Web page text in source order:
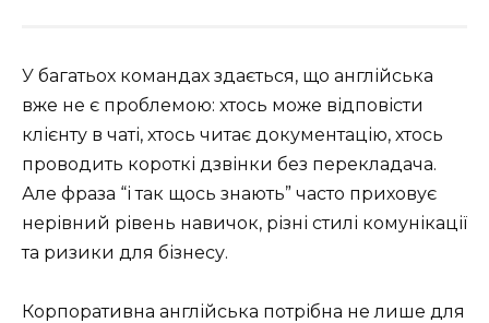
У багатьох командах здається, що англійська
вже не є проблемою: хтось може відповісти
клієнту в чаті, хтось читає документацію, хтось
проводить короткі дзвінки без перекладача.
Але фраза “і так щось знають” часто приховує
нерівний рівень навичок, різні стилі комунікації
та ризики для бізнесу.
Корпоративна англійська потрібна не лише для